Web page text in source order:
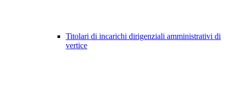
Titolari di incarichi dirigenziali amministrativi di
vertice